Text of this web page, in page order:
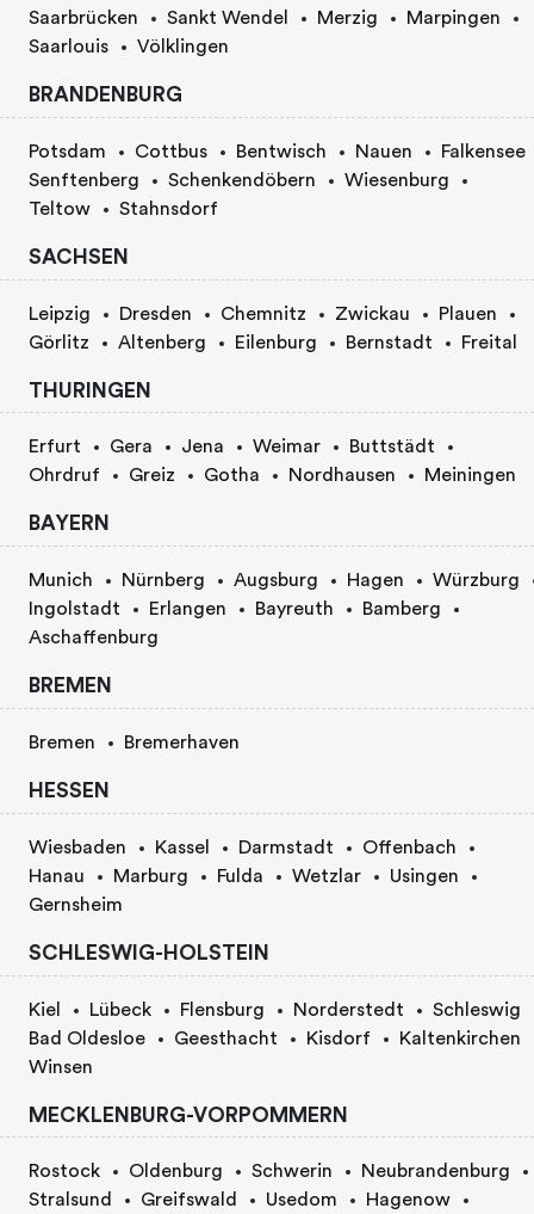
Saarbrücken Sankt Wendel Merzig
Marpingen
Saarlouis
Völklingen
BRANDENBURG
Potsdam Cottbus Bentwisch Nauen
Falkensee
Senftenberg
Schenkendöbern
Wiesenburg
Teltow
Stahnsdorf
SACHSEN
Leipzig Dresden Chemnitz Zwickau
Plauen
Görlitz
Altenberg Eilenburg Bernstadt Freital
THURINGEN
Erfurt Gera Jena Weimar
Buttstädt
Ohrdruf
Greiz Gotha Nordhausen Meiningen
BAYERN
Munich Nürnberg Augsburg Hagen
Würzburg
Ingolstadt
Erlangen Bayreuth
Bamberg
Aschaffenburg
BREMEN
Bremen Bremerhaven
HESSEN
Wiesbaden Kassel Darmstadt
Offenbach
Hanau
Marburg Fulda Wetzlar
Usingen
Gernsheim
SCHLESWIG-HOLSTEIN
Kiel Lübeck Flensburg Norderstedt
Schleswig
Bad Oldesloe
Geesthacht Kisdorf
Kaltenkirchen
Winsen
MECKLENBURG-VORPOMMERN
Rostock Oldenburg Schwerin
Neubrandenburg
Stralsund
Greifswald Usedom Hagenow